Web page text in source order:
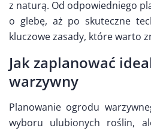
z naturą. Od odpowiedniego
o glebę, aż po skuteczne
kluczowe zasady, które warto
Jak zaplanować
warzywny
Planowanie ogrodu
wyboru ulubionych roślin,